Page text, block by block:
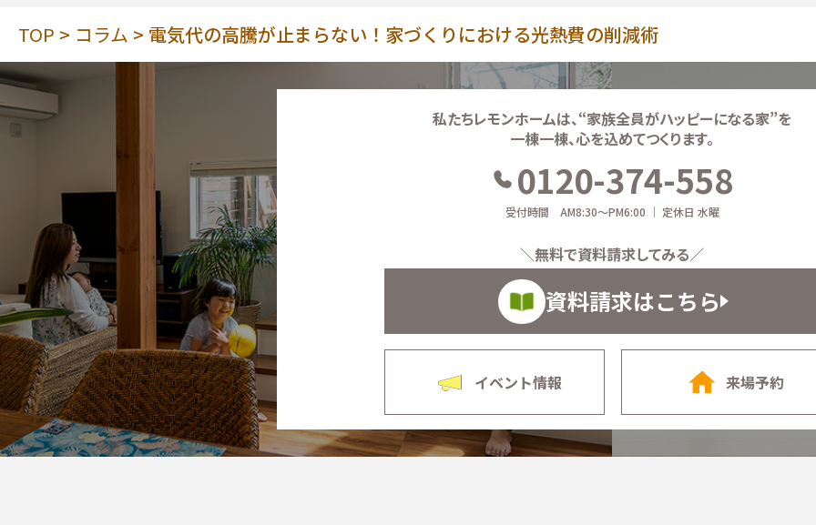
TOP コラム 電気代の高騰が止まらない！家づくりにおける光熱費の削減術
私たちレモンホームは、“家族全員がハッピーになる家”を
一棟一棟、心を込めてつくります。
0120-374-558
受付時間 AM8:30～PM6:00 ｜ 定休日 水曜
＼無料で資料請求してみる／
資料請求はこちら
イベント情報 来場予約